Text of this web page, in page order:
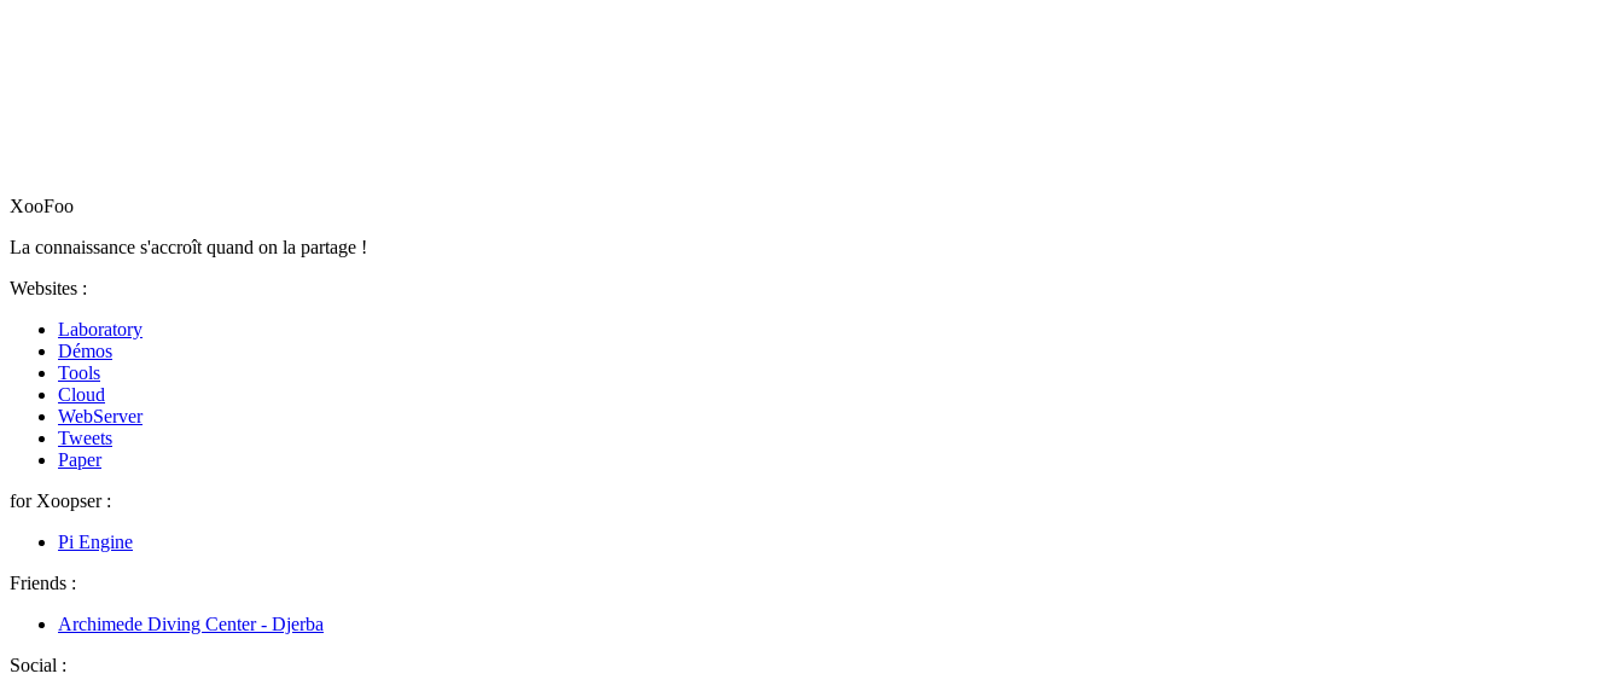
XooFoo
La connaissance s'accroît quand on la partage !
Websites :
Laboratory
Démos
Tools
Cloud
WebServer
Tweets
Paper
for Xoopser :
Pi Engine
Friends :
Archimede Diving Center - Djerba
Social :